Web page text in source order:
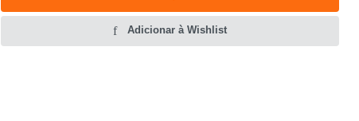
Adicionar à Wishlist